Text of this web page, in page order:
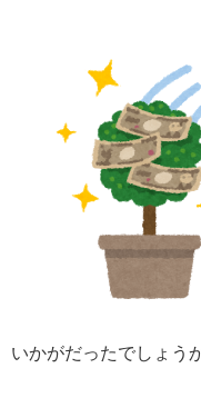
いかがだったでしょう